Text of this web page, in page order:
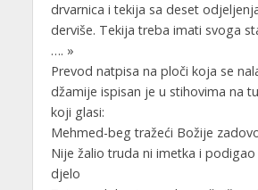
drvarnica i tekija sa deset
derviše. Tekija treba imati svoga
…. »
Prevod natpisa na ploči koja se
džamije ispisan je u stihovima na
koji glasi:
Mehmed-beg tražeći Božije
Nije žalio truda ni imetka i
djelo